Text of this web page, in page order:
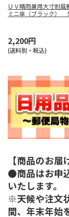
ＵＶ晴雨兼用大寸耐風
ミニ傘（ブラック）
2,200円
(送料別・税込)
【商品のお届
●商品はお申
いたします。
※天候や注文
間、年末年始